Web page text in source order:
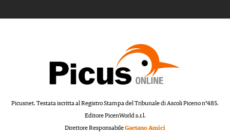
Picusnet. Testata iscritta al Registro Stampa del Tribunale di Ascoli Piceno n°485.
Editore PicenWorld s.r.l.
Direttore ResponsabileGaetano Amici